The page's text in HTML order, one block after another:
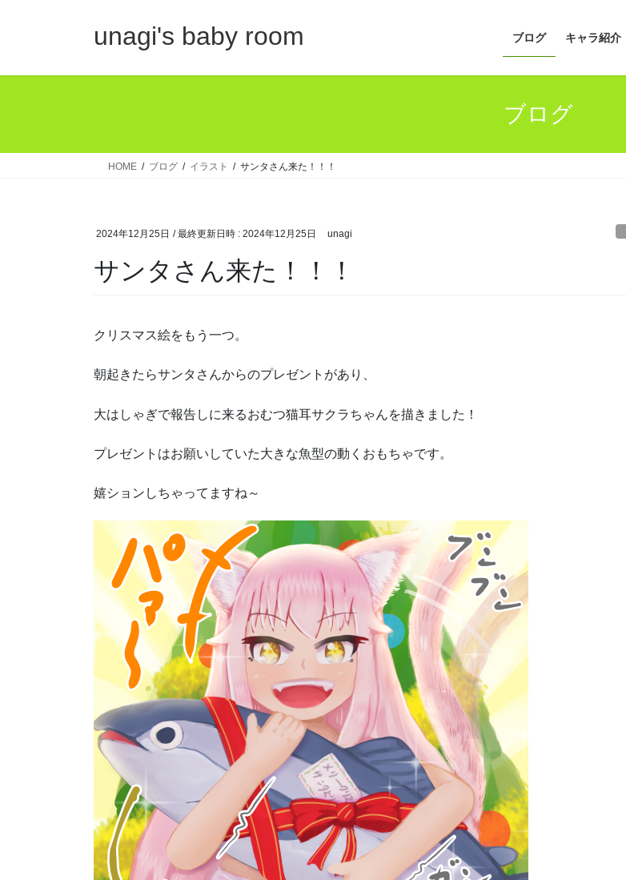
unagi's baby room ブログ キャラ紹介
ブログ
HOME ブログ イラスト サンタさん来た！！！
2024年12月25日 / 最終更新日時 : 2024年12月25日 unagi
サンタさん来た！！！
クリスマス絵をもう一つ。
朝起きたらサンタさんからのプレゼントがあり、
大はしゃぎで報告しに来るおむつ猫耳サクラちゃんを描きました！
プレゼントはお願いしていた大きな魚型の動くおもちゃです。
嬉ションしちゃってますね～